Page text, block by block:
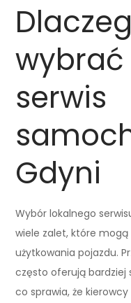
wybrać
serwis
Gdyni
Wybór lokalnego
wiele zalet, które
użytkowania pojazdu.
często oferują bardziej
co sprawia, że